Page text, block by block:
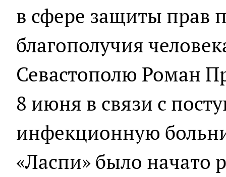
в сфере защиты прав
благополучия
Севастополю Роман
8 июня в связи с
инфекционную
«Ласпи» было начато